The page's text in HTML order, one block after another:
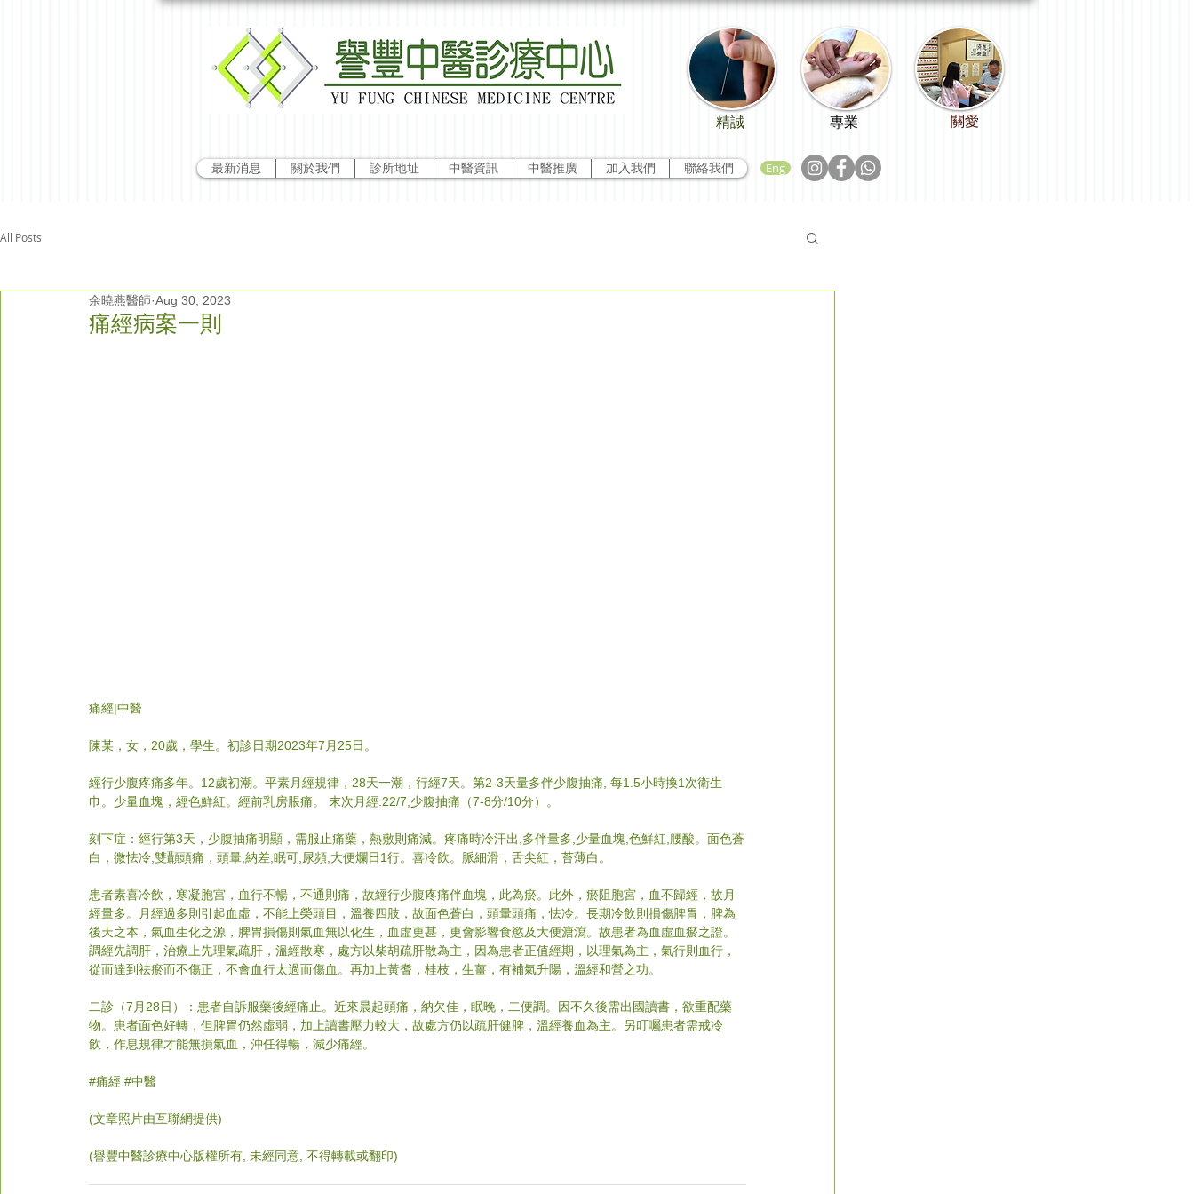
精誠
最新消息 關於我們 診所地址 中醫資訊 中醫推廣 加入我們 聯絡我們 Eng
專業 關愛
All Posts
痛經病案一則
余曉燕醫師 Aug 30, 2023
痛經|中醫
陳某，女，20歲，學生。初診日期2023年7月25日。
經行少腹疼痛多年。12歲初潮。平素月經規律，28天一潮，行經7天。第2-3天量多伴少腹抽痛, 每1.5小時換1次衛生
巾。少量血塊，經色鮮紅。經前乳房脹痛。 末次月經:22/7,少腹抽痛（7-8分/10分）。
刻下症：經行第3天，少腹抽痛明顯，需服止痛藥，熱敷則痛減。疼痛時冷汗出,多伴量多,少量血塊,色鮮紅,腰酸。面色蒼
白，微怯冷,雙顳頭痛，頭暈,納差,眠可,尿頻,大便爛日1行。喜冷飲。脈細滑，舌尖紅，苔薄白。
患者素喜冷飲，寒凝胞宮，血行不暢，不通則痛，故經行少腹疼痛伴血塊，此為瘀。此外，瘀阻胞宮，血不歸經，故月
經量多。月經過多則引起血虛，不能上榮頭目，溫養四肢，故面色蒼白，頭暈頭痛，怯冷。長期冷飲則損傷脾胃，脾為
後天之本，氣血生化之源，脾胃損傷則氣血無以化生，血虛更甚，更會影響食慾及大便溏瀉。故患者為血虛血瘀之證。
調經先調肝，治療上先理氣疏肝，溫經散寒，處方以柴胡疏肝散為主，因為患者正值經期，以理氣為主，氣行則血行，
從而達到祛瘀而不傷正，不會血行太過而傷血。再加上黃耆，桂枝，生薑，有補氣升陽，溫經和營之功。
二診（7月28日）：患者自訴服藥後經痛止。近來晨起頭痛，納欠佳，眠晚，二便調。因不久後需出國讀書，欲重配藥
物。患者面色好轉，但脾胃仍然虛弱，加上讀書壓力較大，故處方仍以疏肝健脾，溫經養血為主。另叮囑患者需戒冷
飲，作息規律才能無損氣血，沖任得暢，減少痛經。
#痛經 #中醫
(文章照片由互聯網提供)
(譽豐中醫診療中心版權所有, 未經同意, 不得轉載或翻印)